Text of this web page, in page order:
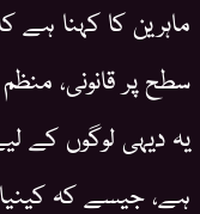
ماہرین کا کہنا ہے
سطح پر قانونی،
یہ دیہی لوگوں کے
ہے، جیسے کہ